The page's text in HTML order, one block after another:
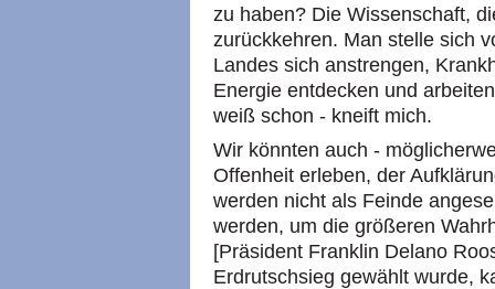
zu haben? Die Wissenschaft,
zurückkehren. Man stelle sich
Landes sich anstrengen,
Energie entdecken und
weiß schon - kneift mich.
Wir könnten auch -
Offenheit erleben, der
werden nicht als Feinde
werden, um die größeren
[Präsident Franklin Delano
Erdrutschsieg gewählt wurde,